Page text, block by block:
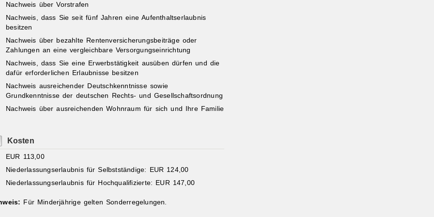
Nachweis über Vorstrafen
Nachweis, dass Sie seit fünf Jahren eine Aufenthaltserlaubnis
besitzen
Nachweis über bezahlte Rentenversicherungsbeiträge oder
Zahlungen an eine vergleichbare Versorgungseinrichtung
Nachweis, dass Sie eine Erwerbstätigkeit ausüben dürfen und die
dafür erforderlichen Erlaubnisse besitzen
Nachweis ausreichender Deutschkenntnisse sowie
Grundkenntnisse der deutschen Rechts- und Gesellschaftsordnung
Nachweis über ausreichenden Wohnraum für sich und Ihre Familie
Kosten
EUR 113,00
Niederlassungserlaubnis für Selbstständige: EUR 124,00
Niederlassungserlaubnis für Hochqualifizierte: EUR 147,00
Für Minderjährige gelten Sonderregelungen.